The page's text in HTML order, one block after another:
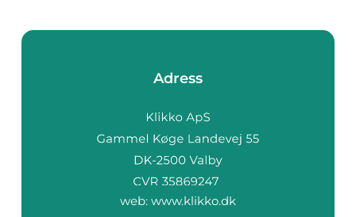
Adress
web: www.klikko.dk